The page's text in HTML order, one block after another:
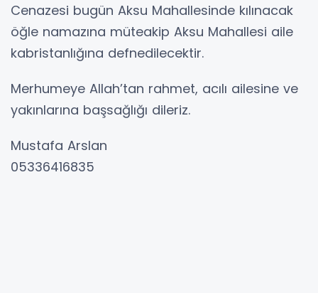
Cenazesi bugün Aksu Mahallesinde kılınacak
öğle namazına müteakip Aksu Mahallesi aile
kabristanlığına defnedilecektir.
Merhumeye Allah’tan rahmet, acılı ailesine ve
yakınlarına başsağlığı dileriz.
Mustafa Arslan
05336416835